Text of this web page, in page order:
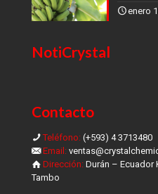
enero
NotiCrystal
Contacto
Teléfono: (+593) 4 3713480
Email:
Dirección: Durán – Ecuador
Tambo